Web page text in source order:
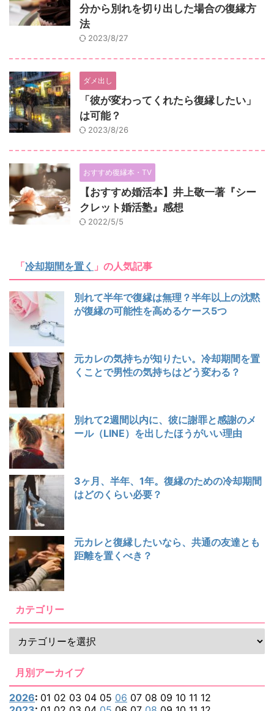
分から別れを切り出した場合の復縁方
法
2023/8/27
ダメ出し
「彼が変わってくれたら復縁したい」
は可能？
2023/8/26
おすすめ復縁本・TV
【おすすめ婚活本】井上敬一著『シー
クレット婚活塾』感想
2022/5/5
「冷却期間を置く 」の人気記事
別れて半年で復縁は無理？半年以上の沈黙
が復縁の可能性を高めるケース5つ
元カレの気持ちが知りたい。冷却期間を置
くことで男性の気持ちはどう変わる？
別れて2週間以内に、彼に謝罪と感謝のメ
ール（LINE）を出したほうがいい理由
3ヶ月、半年、1年。復縁のための冷却期間
はどのくらい必要？
元カレと復縁したいなら、共通の友達とも
距離を置くべき？
カテゴリー
月別アーカイブ
2026: 01 02 03 04 05 06 07 08 09 10 11 12